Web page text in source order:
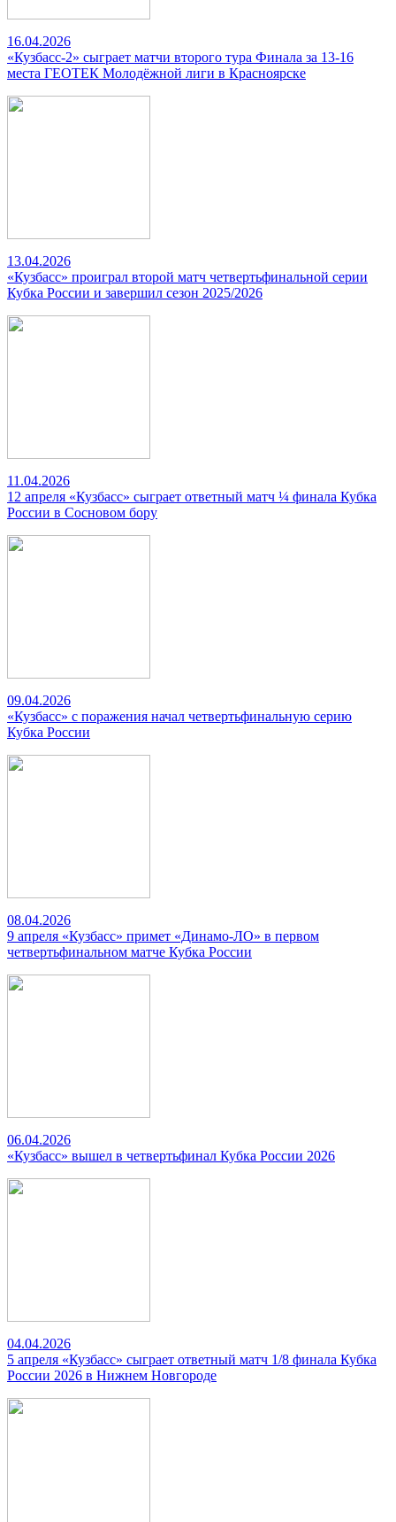
16.04.2026
«Кузбасс-2» сыграет матчи второго тура Финала за 13-16
места ГЕОТЕК Молодёжной лиги в Красноярске
13.04.2026
«Кузбасс» проиграл второй матч четвертьфинальной серии
Кубка России и завершил сезон 2025/2026
11.04.2026
12 апреля «Кузбасс» сыграет ответный матч ¼ финала Кубка
России в Сосновом бору
09.04.2026
«Кузбасс» с поражения начал четвертьфинальную серию
Кубка России
08.04.2026
9 апреля «Кузбасс» примет «Динамо-ЛО» в первом
четвертьфинальном матче Кубка России
06.04.2026
«Кузбасс» вышел в четвертьфинал Кубка России 2026
04.04.2026
5 апреля «Кузбасс» сыграет ответный матч 1/8 финала Кубка
России 2026 в Нижнем Новгороде